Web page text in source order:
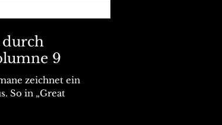
9
zeichnet ein
So in „Great